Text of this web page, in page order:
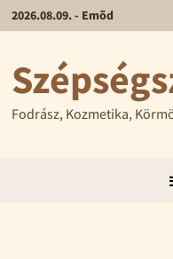
2026.08.09. - Emõd
Fodrász, Kozmetika,